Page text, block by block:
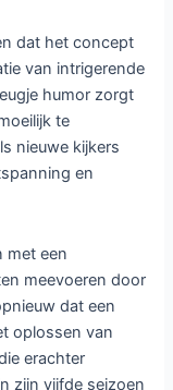
dat het concept
van intrigerende
humor zorgt
te
nieuwe kijkers
en
met een
meevoeren door
dat een
oplossen van
erachter
zijn vijfde seizoen